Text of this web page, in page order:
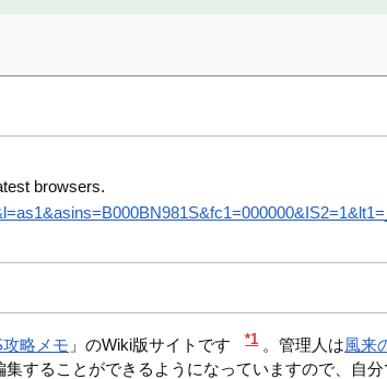
browsers.
略メモ 」のWiki版サイトです *1 。管理人は風来
することができるようになっていますので、自